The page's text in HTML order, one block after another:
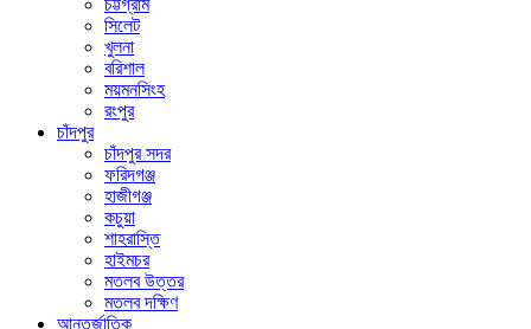
চট্টগ্রাম
সিলেট
খুলনা
বরিশাল
ময়মনসিংহ
রংপুর
চাঁদপুর
চাঁদপুর সদর
ফরিদগঞ্জ
হাজীগঞ্জ
কচুয়া
শাহরাস্তি
হাইমচর
মতলব উত্তর
মতলব দক্ষিণ
আন্তর্জাতিক